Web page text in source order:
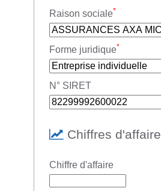
Raison sociale*
Forme juridique*
N° SIRET
Chiffres d'affaire
Chiffre d'affaire